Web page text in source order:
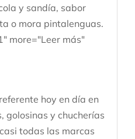
y sandía, sabor
o mora pintalenguas.
more="Leer más"
hoy en día en
golosinas y chucherías
todas las marcas